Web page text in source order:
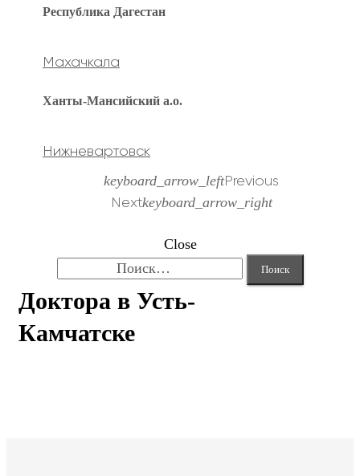
Республика Дагестан
Махачкала
Ханты-Мансийский а.о.
Нижневартовск
keyboard_arrow_leftPrevious
Nextkeyboard_arrow_right
Close
Доктора в Усть-
Камчатске